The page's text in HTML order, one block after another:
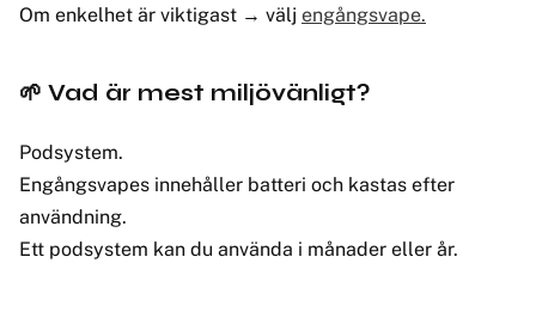
Om enkelhet är viktigast → välj engångsvape.
🌱 Vad är mest miljövänligt?
Podsystem.
Engångsvapes innehåller batteri och kastas efter
användning.
Ett podsystem kan du använda i månader eller år.